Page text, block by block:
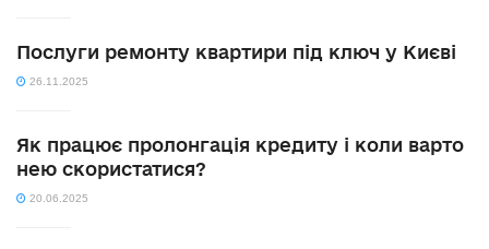
Послуги ремонту квартири під ключ у Києві
26.11.2025
Як працює пролонгація кредиту і коли варто
нею скористатися?
20.06.2025